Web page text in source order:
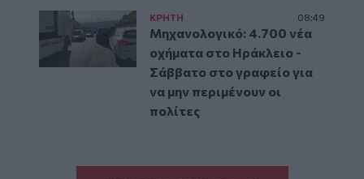
ΚΡΗΤΗ 08:49
Μηχανολογικό: 4.700 νέα
οχήματα στο Ηράκλειο -
Σάββατο στο γραφείο για
να μην περιμένουν οι
πολίτες